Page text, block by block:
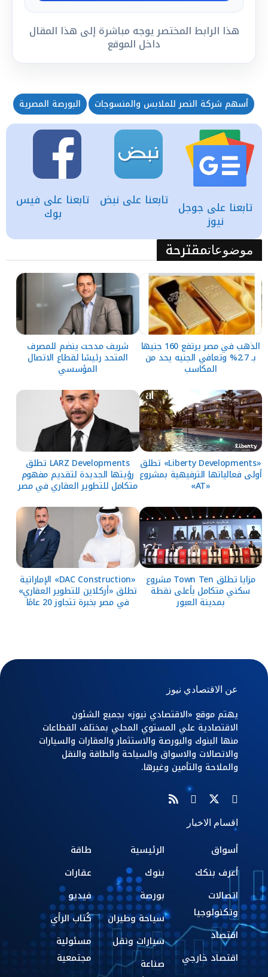
هذا الرابط المختصر يوجه مباشرة إلى هذا المقال
داخل الموقع
أسهم شركة النصر للملابس والمنسوجات البورصة المصرية
تابعنا على فيس
بوك
تابعنا على نبض تابعنا على جوجل
نيوز
موضوعاتمقترحة
الذهب في مصر يرتفع 160 جنيها
بـ 2.7% وتعافي الجنيه يحد من
المكاسب
شريف مدحت ينضم للمصرف
المتحد رئيسًا لقطاع الاتصال
المؤسسي
«Liberty Developments» تطلق
أولى فعالياتها الترفيهية بمشروع
«AT»
LARZ Developments تطلق
رؤيتها الجديدة لتقديم مفهوم
متكامل للتطوير العقاري في مصر
مزايا تطلق Town Ten مشروع
سكني متكامل بأعلى نقطة
بمدينة العبور
«DAC Construction» الإماراتية
تطلق «أركلاين للتطوير العقاري»
في مصر بخبرة تتجاوز 20 عامًا
عن الاقتصادي نيوز
يهتم موقع «الاقتصادي نيوز» بجميع الشئون
الاقتصادية علي المستوي المحلي بمختلف القطاعات
منها البنوك والبورصة والاستثمار والعقارات والسيارات
والاتصالات والاسواق والسياحة والطاقة والنقل
والملاحة والتأمين وغيرها.
اقسام الاخبار
أسواق
أعرف بنكك
اتصالات
وتكنولوجيا
اقتصاد
اقتصاد خارجي
الرئيسية
بنوك
بورصة
سياحة وطيران
سيارات ونقل
صناعة
طاقة
عقارات
فيديو
كُتاب الرأي
مسئولية
مجتمعية